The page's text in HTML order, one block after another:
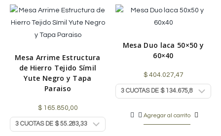
Mesa Arrime Estructura
de Hierro Tejido Símil
Yute Negro y Tapa
Paraiso
$165.850,00
Mesa Duo laca 50×50 y
60×40
$404.027,47
Agregar al carrito